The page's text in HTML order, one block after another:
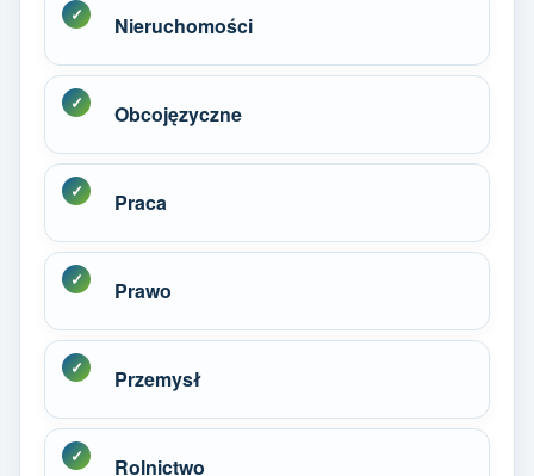
Nieruchomości
Obcojęzyczne
Praca
Prawo
Przemysł
Rolnictwo